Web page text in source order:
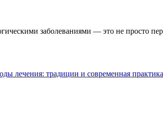
заболеваниями — это не просто
лечения: традиции и современная практика